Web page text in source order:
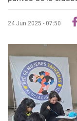
24 Jun 2025 - 07:50